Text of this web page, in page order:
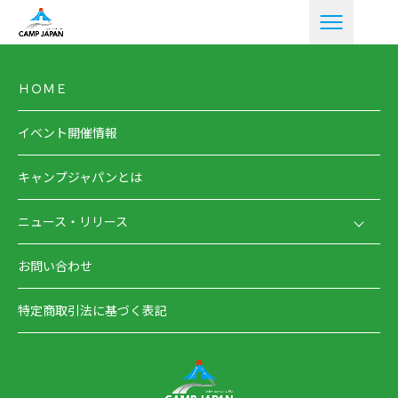
ＨＯＭＥ
イベント開催情報
キャンプジャパンとは
ニュース・リリース
お問い合わせ
特定商取引法に基づく表記